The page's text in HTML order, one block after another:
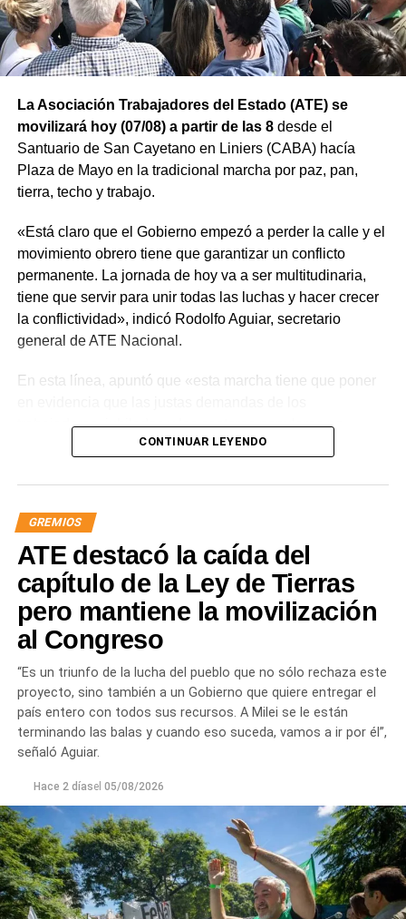
La Asociación Trabajadores del Estado (ATE) se
movilizará hoy (07/08) a partir de las 8desde el
Santuario de San Cayetano en Liniers (CABA) hacía
Plaza de Mayo en la tradicional marcha por paz, pan,
tierra, techo y trabajo.
«Está claro que el Gobierno empezó a perder la calle y el
movimiento obrero tiene que garantizar un conflicto
permanente. La jornada de hoy va a ser multitudinaria,
tiene que servir para unir todas las luchas y hacer crecer
la conflictividad», indicó Rodolfo Aguiar, secretario
general de ATE Nacional.
En esta línea, apuntó que «esta marcha tiene que poner
trabajadores, jubilados y los sectores populares no
encuentran respuestas, y que el gobierno es el exclusivo
mayoría de la sociedad».
«Lo demuestran las encuestas, a Milei se le están
terminando las balas. Tiene que saber que empezamos a
ir por él», sentenció Aguiar.
Las movilizaciones además se replicarán en todas las
provincias en el marco de la Jornada Nacional de
dispuesta por el sindicato estatal en reclamo por
«reapertura de paritarias y urgente recomposición salarial
y de jubilaciones; rechazo al vaciamiento de los
organismos públicos; pase a planta permanente de todas
las y los trabajadores precarizados; rechazo a las
todas las y los trabajadores despedidos; restitución de los
fondos adeudados a las provincias y FGS de la ANSES; y
rechazo a la armonización de las Cajas Previsionales
Provinciales».
CONTINUAR LEYENDO
GREMIOS
ATE destacó la caída del
capítulo de la Ley de Tierras
pero mantiene la movilización
al Congreso
“Es un triunfo de la lucha del pueblo que no sólo rechaza este
proyecto, sino también a un Gobierno que quiere entregar el
país entero con todos sus recursos. A Milei se le están
terminando las balas y cuando eso suceda, vamos a ir por él”,
señaló Aguiar.
Hace 2 díasel 05/08/2026